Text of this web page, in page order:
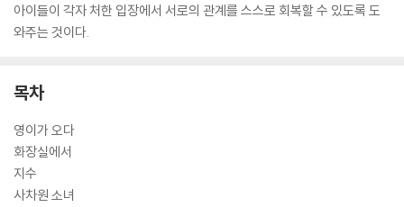
아이들이 각자 처한 입장에서 서로의 관계를 스스로 회복할 수 있도록 도
와주는 것이다.
목차
영이가 오다
화장실에서
지수
사차원 소녀